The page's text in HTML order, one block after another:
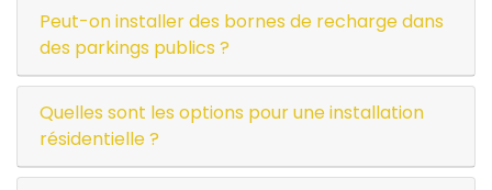
Peut-on installer des bornes de recharge dans
des parkings publics ?
Quelles sont les options pour une installation
résidentielle ?